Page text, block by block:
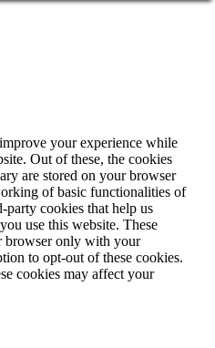
your experience while
Out of these, the cookies
are stored on your browser
of basic functionalities of
party cookies that help us
use this website. These
browser only with your
to opt-out of these cookies.
cookies may affect your